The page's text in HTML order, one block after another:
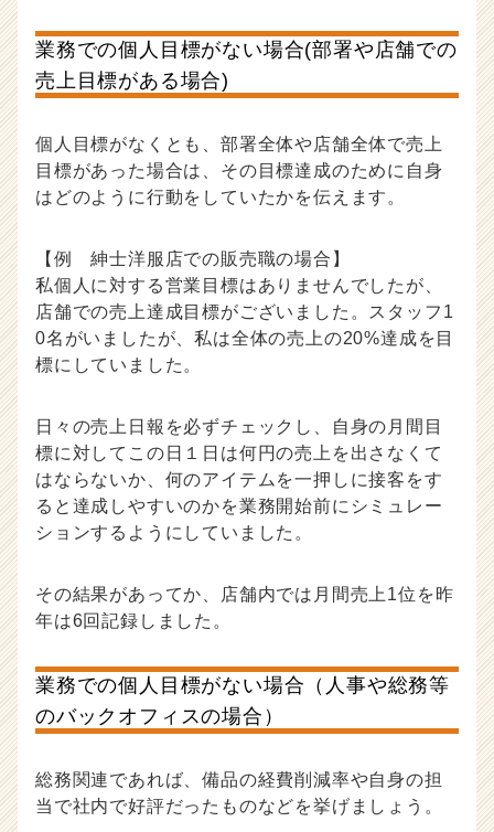
業務での個人目標がない場合(部署や店舗での
売上目標がある場合)
個人目標がなくとも、部署全体や店舗全体で売上
目標があった場合は、その目標達成のために自身
はどのように行動をしていたかを伝えます。
【例 紳士洋服店での販売職の場合】
私個人に対する営業目標はありませんでしたが、
店舗での売上達成目標がございました。スタッフ1
0名がいましたが、私は全体の売上の20%達成を目
標にしていました。
日々の売上日報を必ずチェックし、自身の月間目
標に対してこの日１日は何円の売上を出さなくて
はならないか、何のアイテムを一押しに接客をす
ると達成しやすいのかを業務開始前にシミュレー
ションするようにしていました。
その結果があってか、店舗内では月間売上1位を昨
年は6回記録しました。
業務での個人目標がない場合（人事や総務等
のバックオフィスの場合）
総務関連であれば、備品の経費削減率や自身の担
当で社内で好評だったものなどを挙げましょう。